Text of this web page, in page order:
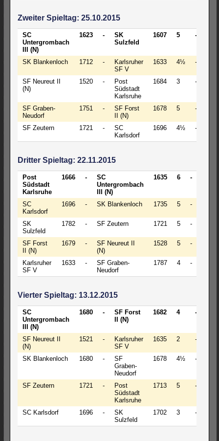
Zweiter Spieltag: 25.10.2015
SC
Untergrombach
III (N)
1623 -
SK
Sulzfeld
1607 5 -
SK Blankenloch 1712 -
Karlsruher
SF V
1633 4½ -
SF Neureut II
(N)
1520 -
Post
Südstadt
Karlsruhe
1684 3 -
SF Graben-
Neudorf
1751 -
SF Forst
II (N)
1678 5 -
SF Zeutern 1721 -
SC
Karlsdorf
1696 4½ -
Dritter Spieltag: 22.11.2015
Post
Südstadt
Karlsruhe
1666 -
SC
Untergrombach
III (N)
1635 6 -
SC
Karlsdorf
1696 - SK Blankenloch 1735 5 -
SK
Sulzfeld
1782 - SF Zeutern 1721 5 -
SF Forst
II (N)
1679 -
SF Neureut II
(N)
1528 5 -
Karlsruher
SF V
1633 -
SF Graben-
Neudorf
1787 4 -
Vierter Spieltag: 13.12.2015
SC
Untergrombach
III (N)
1680 -
SF Forst
II (N)
1682 4 -
SF Neureut II
(N)
1521 -
Karlsruher
SF V
1635 2 -
SK Blankenloch 1680 -
SF
Graben-
Neudorf
1678 4½ -
SF Zeutern 1721 -
Post
Südstadt
Karlsruhe
1713 5 -
SC Karlsdorf 1696 -
SK
Sulzfeld
1702 3 -